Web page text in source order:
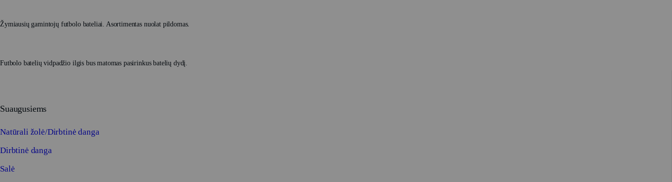
Žymiausių gamintojų futbolo bateliai. Asortimentas nuolat pildomas.
Futbolo batelių vidpadžio ilgis bus matomas pasirinkus batelių dydį.
Suaugusiems
Natūrali žolė/Dirbtinė danga
Dirbtinė danga
Salė